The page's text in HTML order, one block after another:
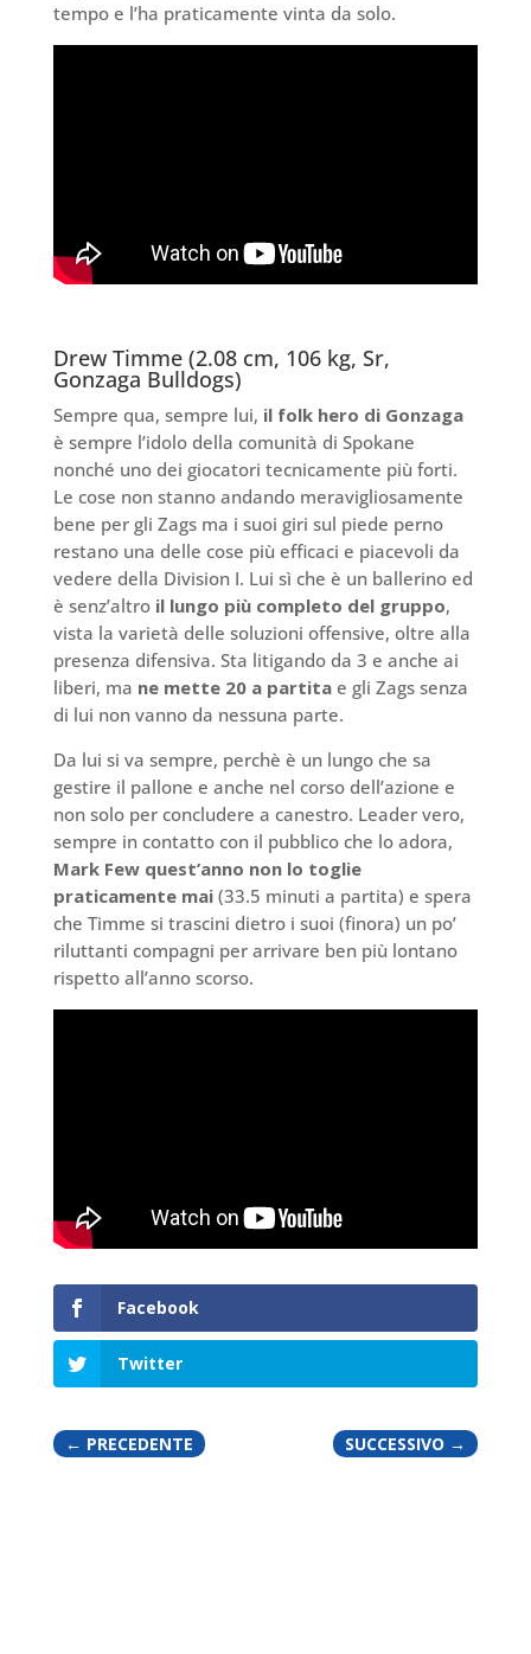
tempo e l’ha praticamente vinta da solo.
Drew Timme (2.08 cm, 106 kg, Sr,
Gonzaga Bulldogs)
Sempre qua, sempre lui, il folk hero di Gonzaga
è sempre l’idolo della comunità di Spokane
nonché uno dei giocatori tecnicamente più forti.
Le cose non stanno andando meravigliosamente
bene per gli Zags ma i suoi giri sul piede perno
restano una delle cose più efficaci e piacevoli da
vedere della Division I. Lui sì che è un ballerino ed
è senz’altro il lungo più completo del gruppo,
vista la varietà delle soluzioni offensive, oltre alla
presenza difensiva. Sta litigando da 3 e anche ai
liberi, ma ne mette 20 a partitae gli Zags senza
di lui non vanno da nessuna parte.
Da lui si va sempre, perchè è un lungo che sa
gestire il pallone e anche nel corso dell’azione e
non solo per concludere a canestro. Leader vero,
sempre in contatto con il pubblico che lo adora,
Mark Few quest’anno non lo toglie
praticamente mai(33.5 minuti a partita) e spera
che Timme si trascini dietro i suoi (finora) un po’
riluttanti compagni per arrivare ben più lontano
rispetto all’anno scorso.
Facebook
Twitter
← PRECEDENTE SUCCESSIVO →